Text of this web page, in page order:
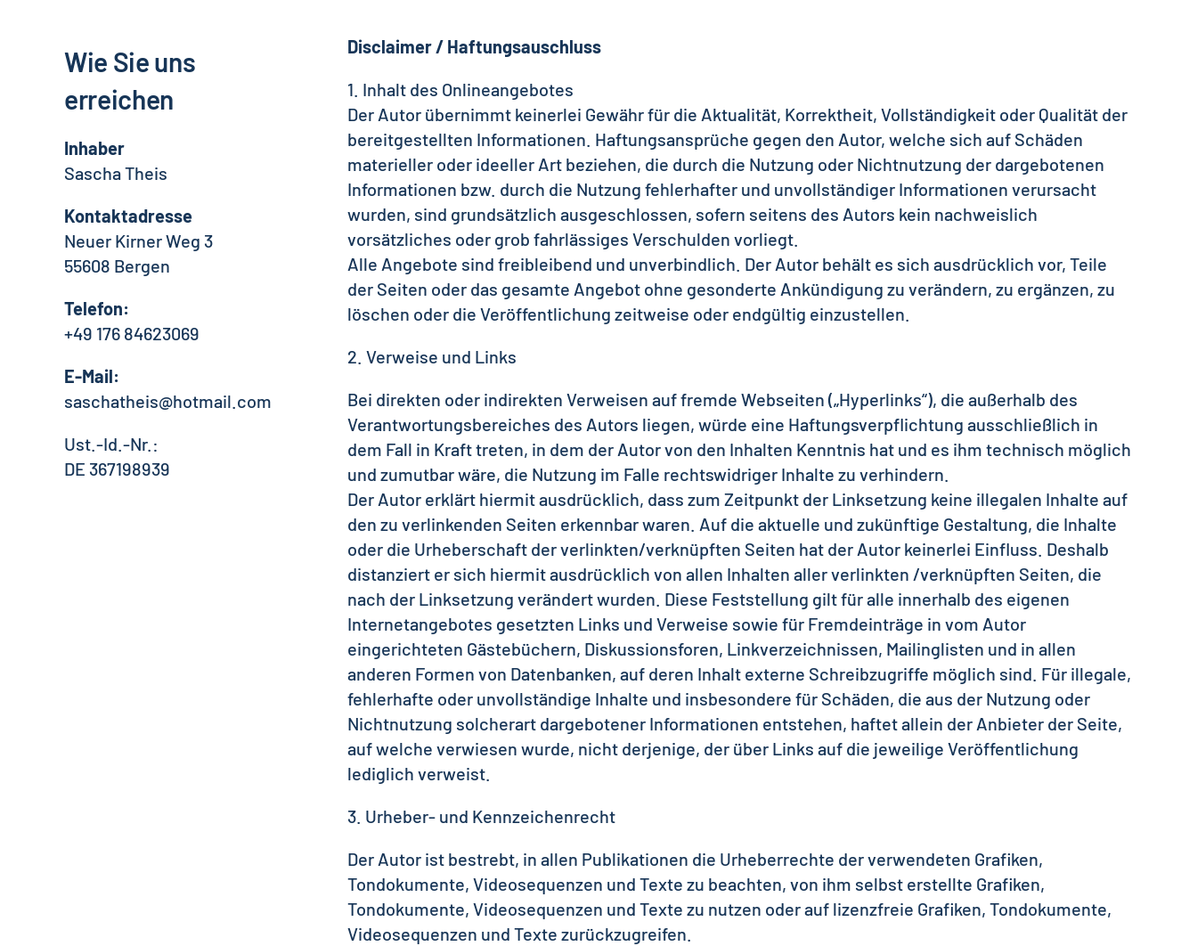
Wie Sie uns
erreichen
Inhaber
Sascha Theis
Kontaktadresse
Neuer Kirner Weg 3
55608 Bergen
Telefon:
+49 176 84623069
E-Mail:
saschatheis@hotmail.com
Ust.-Id.-Nr.:
DE 367198939
Disclaimer / Haftungsauschluss
1. Inhalt des Onlineangebotes
Der Autor übernimmt keinerlei Gewähr für die Aktualität, Korrektheit, Vollständigkeit oder Qualität der
bereitgestellten Informationen. Haftungsansprüche gegen den Autor, welche sich auf Schäden
materieller oder ideeller Art beziehen, die durch die Nutzung oder Nichtnutzung der dargebotenen
Informationen bzw. durch die Nutzung fehlerhafter und unvollständiger Informationen verursacht
wurden, sind grundsätzlich ausgeschlossen, sofern seitens des Autors kein nachweislich
vorsätzliches oder grob fahrlässiges Verschulden vorliegt.
Alle Angebote sind freibleibend und unverbindlich. Der Autor behält es sich ausdrücklich vor, Teile
der Seiten oder das gesamte Angebot ohne gesonderte Ankündigung zu verändern, zu ergänzen, zu
löschen oder die Veröffentlichung zeitweise oder endgültig einzustellen.
2. Verweise und Links
Bei direkten oder indirekten Verweisen auf fremde Webseiten („Hyperlinks“), die außerhalb des
Verantwortungsbereiches des Autors liegen, würde eine Haftungsverpflichtung ausschließlich in
dem Fall in Kraft treten, in dem der Autor von den Inhalten Kenntnis hat und es ihm technisch möglich
und zumutbar wäre, die Nutzung im Falle rechtswidriger Inhalte zu verhindern.
Der Autor erklärt hiermit ausdrücklich, dass zum Zeitpunkt der Linksetzung keine illegalen Inhalte auf
den zu verlinkenden Seiten erkennbar waren. Auf die aktuelle und zukünftige Gestaltung, die Inhalte
oder die Urheberschaft der verlinkten/verknüpften Seiten hat der Autor keinerlei Einfluss. Deshalb
distanziert er sich hiermit ausdrücklich von allen Inhalten aller verlinkten /verknüpften Seiten, die
nach der Linksetzung verändert wurden. Diese Feststellung gilt für alle innerhalb des eigenen
Internetangebotes gesetzten Links und Verweise sowie für Fremdeinträge in vom Autor
eingerichteten Gästebüchern, Diskussionsforen, Linkverzeichnissen, Mailinglisten und in allen
anderen Formen von Datenbanken, auf deren Inhalt externe Schreibzugriffe möglich sind. Für illegale,
fehlerhafte oder unvollständige Inhalte und insbesondere für Schäden, die aus der Nutzung oder
Nichtnutzung solcherart dargebotener Informationen entstehen, haftet allein der Anbieter der Seite,
auf welche verwiesen wurde, nicht derjenige, der über Links auf die jeweilige Veröffentlichung
lediglich verweist.
3. Urheber- und Kennzeichenrecht
Der Autor ist bestrebt, in allen Publikationen die Urheberrechte der verwendeten Grafiken,
Tondokumente, Videosequenzen und Texte zu beachten, von ihm selbst erstellte Grafiken,
Tondokumente, Videosequenzen und Texte zu nutzen oder auf lizenzfreie Grafiken, Tondokumente,
Videosequenzen und Texte zurückzugreifen.